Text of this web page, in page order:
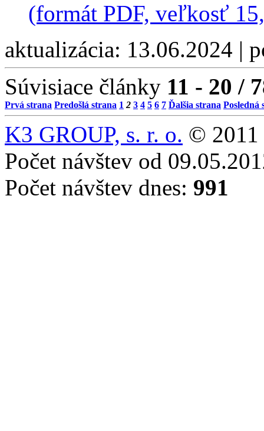
(formát PDF, veľkosť
aktualizácia: 13.06.2024 |
Súvisiace články 11 - 20 /
Prvá strana Predošlá strana 1 2 3 4 5 6 7 Ďalšia strana Posledná
K3 GROUP, s. r. o. © 2011
Počet návštev od
Počet návštev dnes: 991